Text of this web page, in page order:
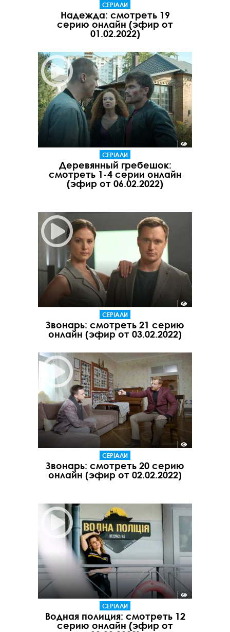
СЕРІАЛИ
Надежда: смотреть 19
серию онлайн (эфир от
01.02.2022)
СЕРІАЛИ
Деревянный гребешок:
смотреть 1-4 серии онлайн
(эфир от 06.02.2022)
СЕРІАЛИ
Звонарь: смотреть 21 серию
онлайн (эфир от 03.02.2022)
СЕРІАЛИ
Звонарь: смотреть 20 серию
онлайн (эфир от 02.02.2022)
СЕРІАЛИ
Водная полиция: смотреть 12
серию онлайн (эфир от